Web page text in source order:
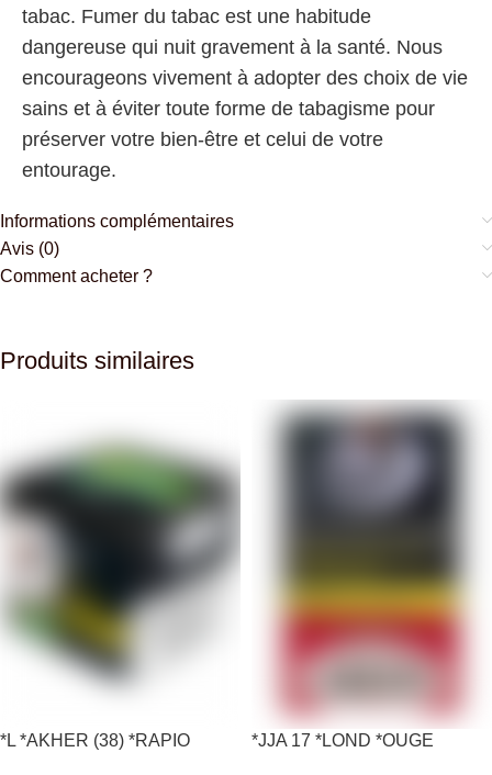
tabac. Fumer du tabac est une habitude
dangereuse qui nuit gravement à la santé. Nous
encourageons vivement à adopter des choix de vie
sains et à éviter toute forme de tabagisme pour
préserver votre bien-être et celui de votre
entourage.
Informations complémentaires
Avis (0)
Comment acheter ?
Produits similaires
*L *AKHER (38) *RAPIO
*JJA 17 *LOND *OUGE